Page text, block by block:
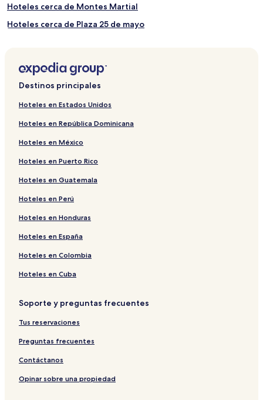
Hoteles cerca de Montes Martial
Hoteles cerca de Plaza 25 de mayo
Hoteles cerca de Bahía de Ushuaia
Hoteles cerca de Glaciar Martial
Hoteles en Tierra del Fuego
Hoteles con gimnasio en Ushuaia
Hoteles cerca de Ushuaia Blanca
Hoteles cerca de Parque Nacional Tierra del Fuego
Hoteles en Ushuaia
Hoteles cerca de A. Internacional Malvinas Argentinas
Hoteles de ski en Ushuaia
Hoteles cerca de Hospital Naval de Ushuaia
B&B en Ushuaia
Hoteles cerca de Centro Médico Fueguino
Hoteles cerca de Centro deportivo municipal
Hoteles cerca de Tren del Fin del Mundo
Hoteles cerca de Monumento conmemorativo del General
Destinos principales
Hoteles en Estados Unidos
Hoteles en República Dominicana
Hoteles en México
Hoteles en Puerto Rico
Hoteles en Guatemala
Hoteles en Perú
Hoteles en Honduras
Hoteles en España
Hoteles en Colombia
Hoteles en Cuba
Soporte y preguntas frecuentes
Tus reservaciones
Preguntas frecuentes
Contáctanos
Opinar sobre una propiedad